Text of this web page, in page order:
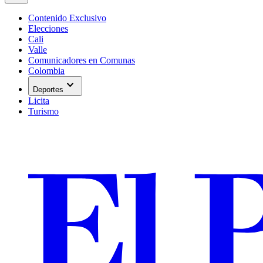
Contenido Exclusivo
Elecciones
Cali
Valle
Comunicadores en Comunas
Colombia
Deportes expand_more
Licita
Turismo